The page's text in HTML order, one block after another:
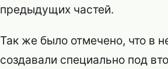
предыдущих частей.
Так же было отмечено, что в
создавали специально под